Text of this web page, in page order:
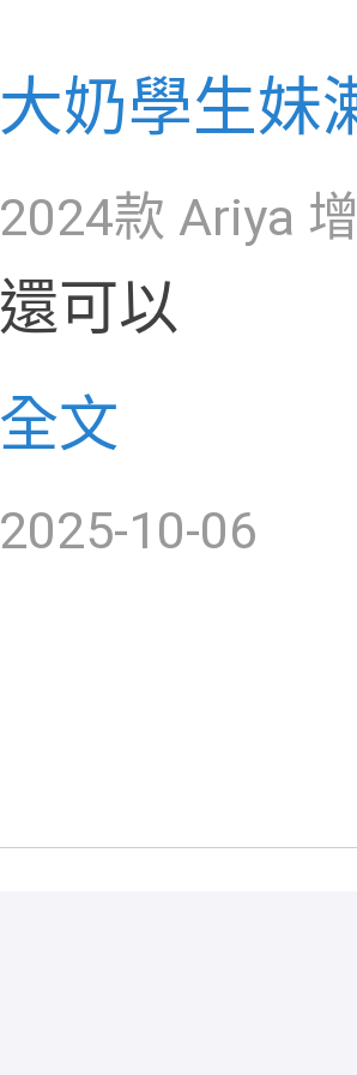
大奶學生妹
2024款 Ariya
還可以
全文
2025-10-06